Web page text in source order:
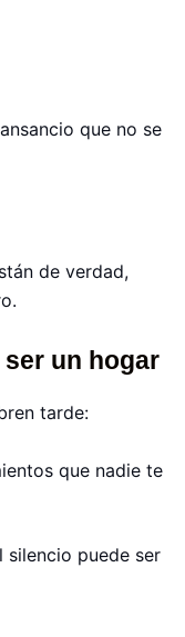
que no se
de verdad,
un hogar
tarde:
que nadie te
silencio puede ser